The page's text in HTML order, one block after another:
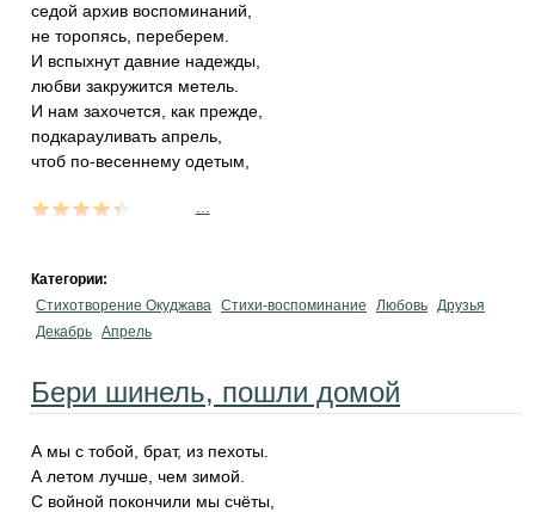
седой архив воспоминаний,
не торопясь, переберем.
И вспыхнут давние надежды,
любви закружится метель.
И нам захочется, как прежде,
подкарауливать апрель,
чтоб по-весеннему одетым,
Категории:
Стихотворение Окуджава Стихи-воспоминание Любовь Друзья
Декабрь Апрель
Бери шинель, пошли домой
А мы с тобой, брат, из пехоты.
А летом лучше, чем зимой.
С войной покончили мы счёты,